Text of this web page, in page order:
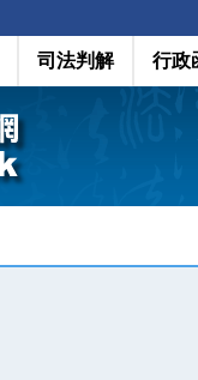
司法判解 行政